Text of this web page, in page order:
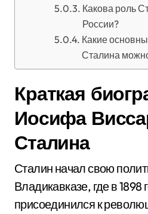
Какова роль
России?
Какие
Сталина
Краткая
Иосифа
Сталина
Сталин начал свою
Владикавказе, где в 1898
присоединился к